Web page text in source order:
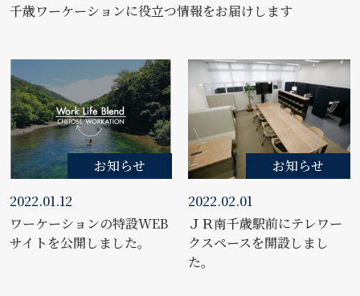
千歳ワーケーションに役立つ情報をお届けします
お知らせ
2022.01.12
ワーケーションの特設WEB
サイトを公開しました。
お知らせ
2022.02.01
ＪＲ南千歳駅前にテレワー
クスペースを開設しまし
た。